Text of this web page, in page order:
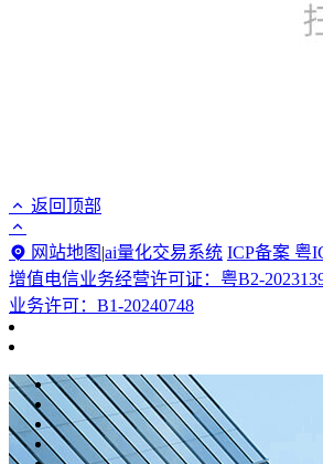
返回顶部
网站地图 |ai量化交易系统 ICP备案 粤
增值电信业务经营许可证：粤B2-
业务许可：B1-20240748